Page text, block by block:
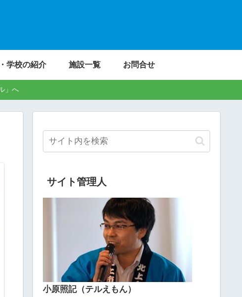
学校の紹介 施設一覧 お問合せ
」へ
サイト管理人
小原照記（テルえもん）